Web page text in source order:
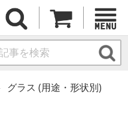
グラス (用途・形状別)